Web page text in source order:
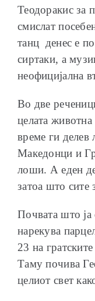
Теодоракис за
смислат
танц денес е
сиртаки, а
неофицијална
Во две
целата
време ги делев
Македонци и
лоши. А еден
затоа што сите
Почвата што ја
нарекува
23 на
Таму почива
целиот свет